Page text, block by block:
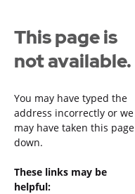
This page is
not available.
You may have typed the
address incorrectly or we
may have taken this page
down.
These links may be
helpful: